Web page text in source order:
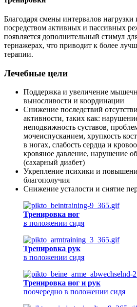
Благодаря смены интервалов нагрузки
посредством активных и пассивных
появляется дополнительный стимул
тернажерах, что приводит к более
терапии.
Лечебные цели
Поддержка и увеличение
выносливости и координации
Снижение последствий
активности, таких как:
неподвижность суставов,
мочеиспусканием, хрупкость
в ногах, слабость сердца и
кровяное давление, нарушение
(сахарный диабет)
Укрепление психики и
благополучия
Снижение усталости и снятие
Тренировка ног
в положении сидя
Тренировка рук
в положении сидя
Тренировка ног и рук
поочередно в положении сидя